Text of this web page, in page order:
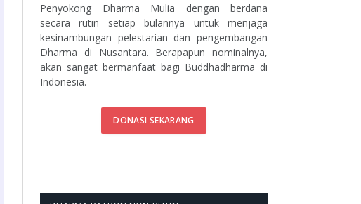
Penyokong Dharma Mulia dengan berdana
secara rutin setiap bulannya untuk menjaga
kesinambungan pelestarian dan pengembangan
Dharma di Nusantara. Berapapun nominalnya,
akan sangat bermanfaat bagi Buddhadharma di
Indonesia.
DONASI SEKARANG